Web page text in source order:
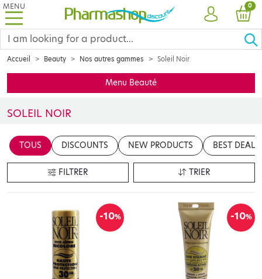
MENU
ACCOUNT
0
Accueil Beauty Nos autres gammes Soleil Noir
Menu Beauté
SOLEIL NOIR
en cliquant sur le bouton "Modifier le contenu"
TOUS DISCOUNTS NEW PRODUCTS BEST DEALS
FILTRER TRIER
-10% -10%